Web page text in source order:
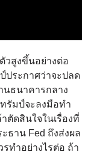
วสูงขึ้นอย่างต่อ
ประกาศว่าจะปลด
นธนาคารกลาง
รัมป์จะลงมือทำ
ตัดสินใจในเรื่องที่
ธาน Fed ถึงส่งผล
ทำอย่างไรต่อ ถ้า